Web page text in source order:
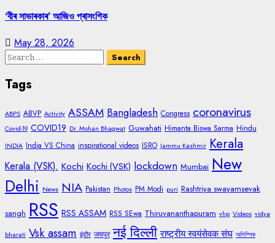
‘বীৰ সাভাৰকাৰ’ আজিও প্ৰাসংগিক
May 28, 2026
Search
Tags
ABPS ABVP Activity ASSAM Bangladesh Congress coronavirus
Covid-19 COVID19 Dr. Mohan Bhagwat Guwahati Himanta Biswa Sarma Hindu
INDIA India VS China inspirational videos ISRO Jammu Kashmir Kerala
Kerala (VSK). Kochi Kochi (VSK) lockdown Mumbai New
Delhi News NIA Pakistan Photos PM Modi puri Rashtriya swayamsevak
sangh RSS RSS ASSAM RSS SEwa Thiruvananthapuram vhp Videos vidya
bharati Vsk assam इंदौर जयपुर नई दिल्ली राष्ट्रीय स्वयंसेवक संघ অলিম্পিক